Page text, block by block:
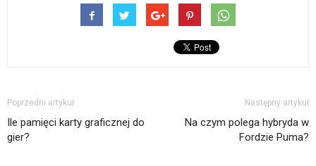
Poprzedni artykuł
Ile pamięci karty graficznej do
gier?
Następny artykuł
Na czym polega hybryda w
Fordzie Puma?